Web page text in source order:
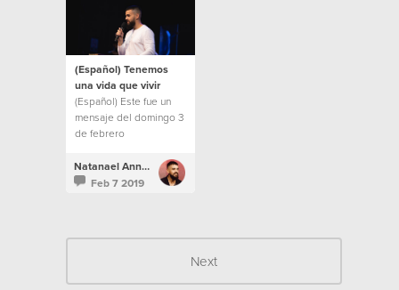
(Español) Tenemos
una vida que vivir
(Español) Este fue un
mensaje del domingo 3
de febrero
Natanael Annacondia
Feb 7 2019
Next